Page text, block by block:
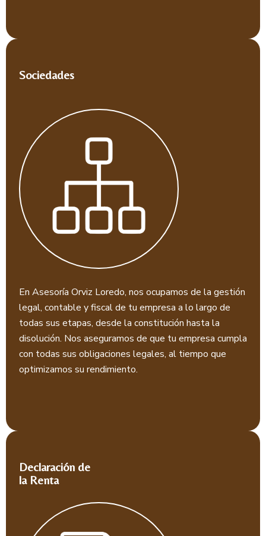
Sociedades
En Asesoría Orviz Loredo, nos ocupamos de la gestión
legal, contable y fiscal de tu empresa a lo largo de
todas sus etapas, desde la constitución hasta la
disolución. Nos aseguramos de que tu empresa cumpla
con todas sus obligaciones legales, al tiempo que
optimizamos su rendimiento.
Declaración de
la Renta